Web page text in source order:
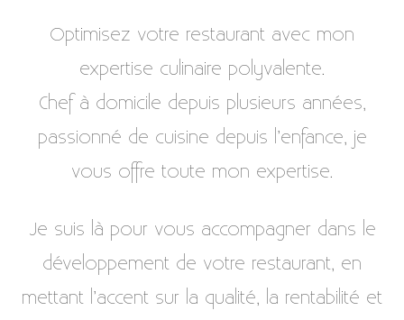
Optimisez votre restaurant avec mon
expertise culinaire polyvalente.
Chef à domicile depuis plusieurs années,
passionné de cuisine depuis l’enfance, je
vous offre toute mon expertise.
Je suis là pour vous accompagner dans le
développement de votre restaurant, en
mettant l’accent sur la qualité, la rentabilité et